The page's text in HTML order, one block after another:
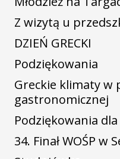
Z wizytą u
DZIEŃ GRECKI
Podziękowania
Greckie klimaty w
gastronomicznej
Podziękowania
34. Finał WOŚP w